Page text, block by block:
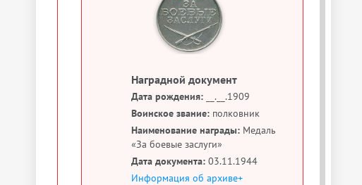
Наградной документ
Дата рождения: __.__.1909
Воинское звание: полковник
Наименование награды: Медаль
«За боевые заслуги»
Дата документа: 03.11.1944
Информация об архиве+